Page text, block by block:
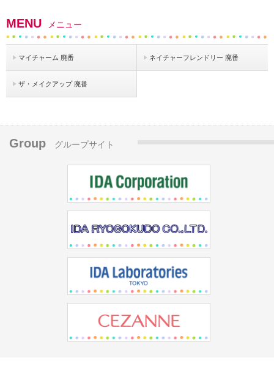
MENU メニュー
マイチャーム 廃番 ネイチャーフレンドリー 廃番
ザ・メイクアップ 廃番
Group グループサイト